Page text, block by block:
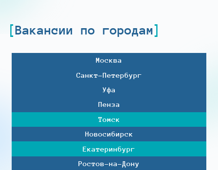
Вакансии по городам
Москва
Санкт-Петербург
Уфа
Пенза
Томск
Новосибирск
Екатеринбург
Ростов-на-Дону